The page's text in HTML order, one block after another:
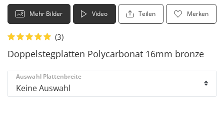
Mehr Bilder Video Teilen Merken
Doppelstegplatten Polycarbonat 16mm bronze
Auswahl Plattenbreite